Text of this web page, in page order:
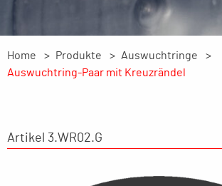
Home Produkte
Auswuchtringe
Auswuchtring-Paar mit Kreuzrändel
Artikel 3.WR02.G